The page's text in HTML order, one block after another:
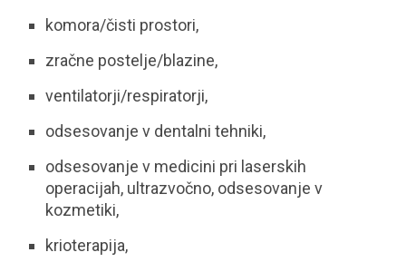
komora/čisti prostori,
zračne postelje/blazine,
ventilatorji/respiratorji,
odsesovanje v dentalni tehniki,
odsesovanje v medicini pri laserskih
operacijah, ultrazvočno, odsesovanje v
kozmetiki,
krioterapija,